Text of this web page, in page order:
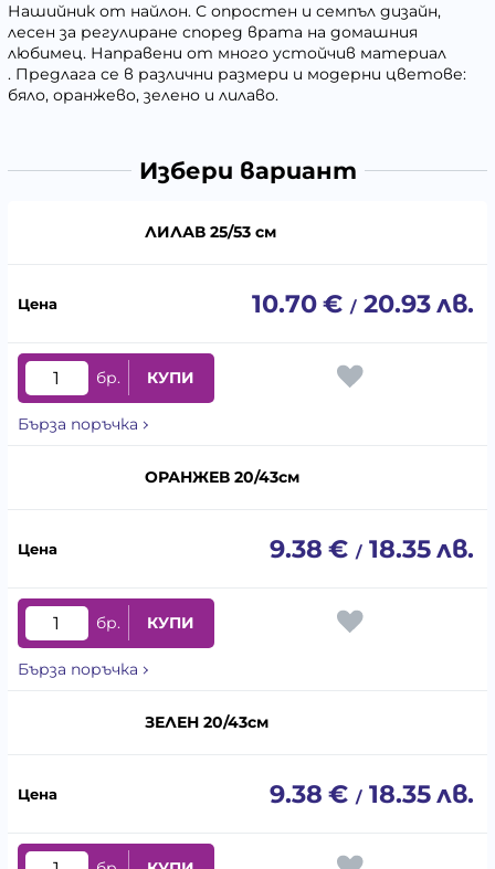
Нашийник от найлон. С опростен и семпъл дизайн,
лесен за регулиране според врата на домашния
любимец. Направени от много устойчив материал
. Предлага се в различни размери и модерни цветове:
бяло, оранжево, зелено и лилаво.
Избери вариант
ЛИЛАВ 25/53 см
10.70€ / 20.93лв.
бр. КУПИ
Бърза поръчка
ОРАНЖЕВ 20/43см
9.38 € / 18.35лв.
бр. КУПИ
Бърза поръчка
ЗЕЛЕН 20/43см
9.38 € / 18.35лв.